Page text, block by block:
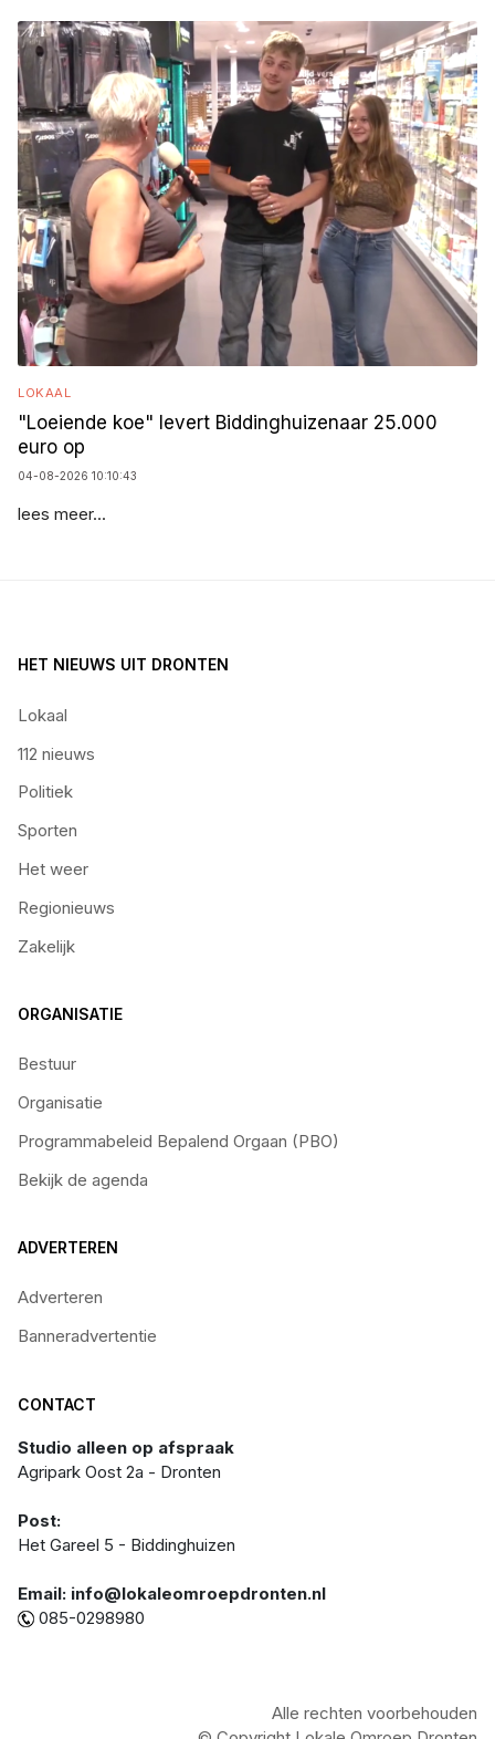
LOKAAL
"Loeiende koe" levert Biddinghuizenaar 25.000
euro op
04-08-2026 10:10:43
lees meer...
HET NIEUWS UIT DRONTEN
Lokaal
112 nieuws
Politiek
Sporten
Het weer
Regionieuws
Zakelijk
ORGANISATIE
Bestuur
Organisatie
Programmabeleid Bepalend Orgaan (PBO)
Bekijk de agenda
ADVERTEREN
Adverteren
Banneradvertentie
CONTACT
Studio alleen op afspraak
Agripark Oost 2a - Dronten
Post:
Het Gareel 5 - Biddinghuizen
Email: info@lokaleomroepdronten.nl
085-0298980
Alle rechten voorbehouden